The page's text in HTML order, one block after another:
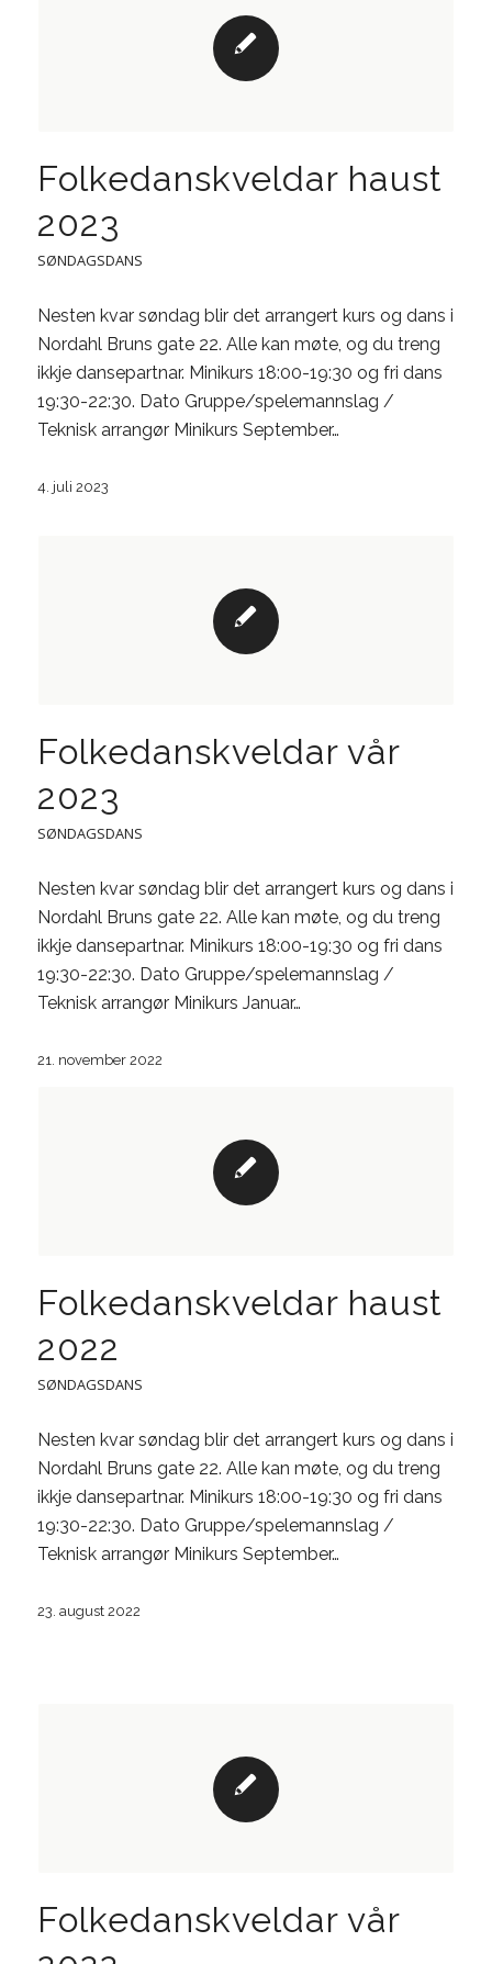
Folkedanskveldar haust
2023
SØNDAGSDANS
Nesten kvar søndag blir det arrangert kurs og dans i
Nordahl Bruns gate 22. Alle kan møte, og du treng
ikkje dansepartnar. Minikurs 18:00-19:30 og fri dans
19:30-22:30. Dato Gruppe/spelemannslag /
Teknisk arrangør Minikurs September…
4. juli 2023
Folkedanskveldar vår
2023
SØNDAGSDANS
Nesten kvar søndag blir det arrangert kurs og dans i
Nordahl Bruns gate 22. Alle kan møte, og du treng
ikkje dansepartnar. Minikurs 18:00-19:30 og fri dans
19:30-22:30. Dato Gruppe/spelemannslag /
Teknisk arrangør Minikurs Januar…
21. november 2022
Folkedanskveldar haust
2022
SØNDAGSDANS
Nesten kvar søndag blir det arrangert kurs og dans i
Nordahl Bruns gate 22. Alle kan møte, og du treng
ikkje dansepartnar. Minikurs 18:00-19:30 og fri dans
19:30-22:30. Dato Gruppe/spelemannslag /
Teknisk arrangør Minikurs September…
23. august 2022
Folkedanskveldar vår